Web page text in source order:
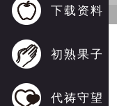
下载资料
初熟果子
代祷守望